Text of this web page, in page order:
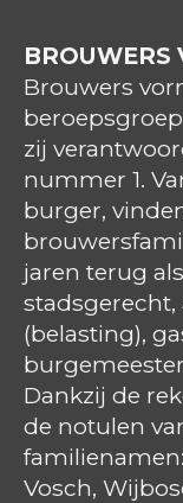
BROUWERS
Brouwers
zij
nummer 1.
burger,
jaren terug
(belasting),
Dankzij de
de notulen
Vosch,